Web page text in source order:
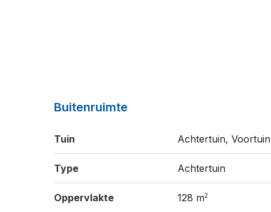
Buitenruimte
Tuin Achtertuin, Voortuin
Type Achtertuin
Oppervlakte 128 m2